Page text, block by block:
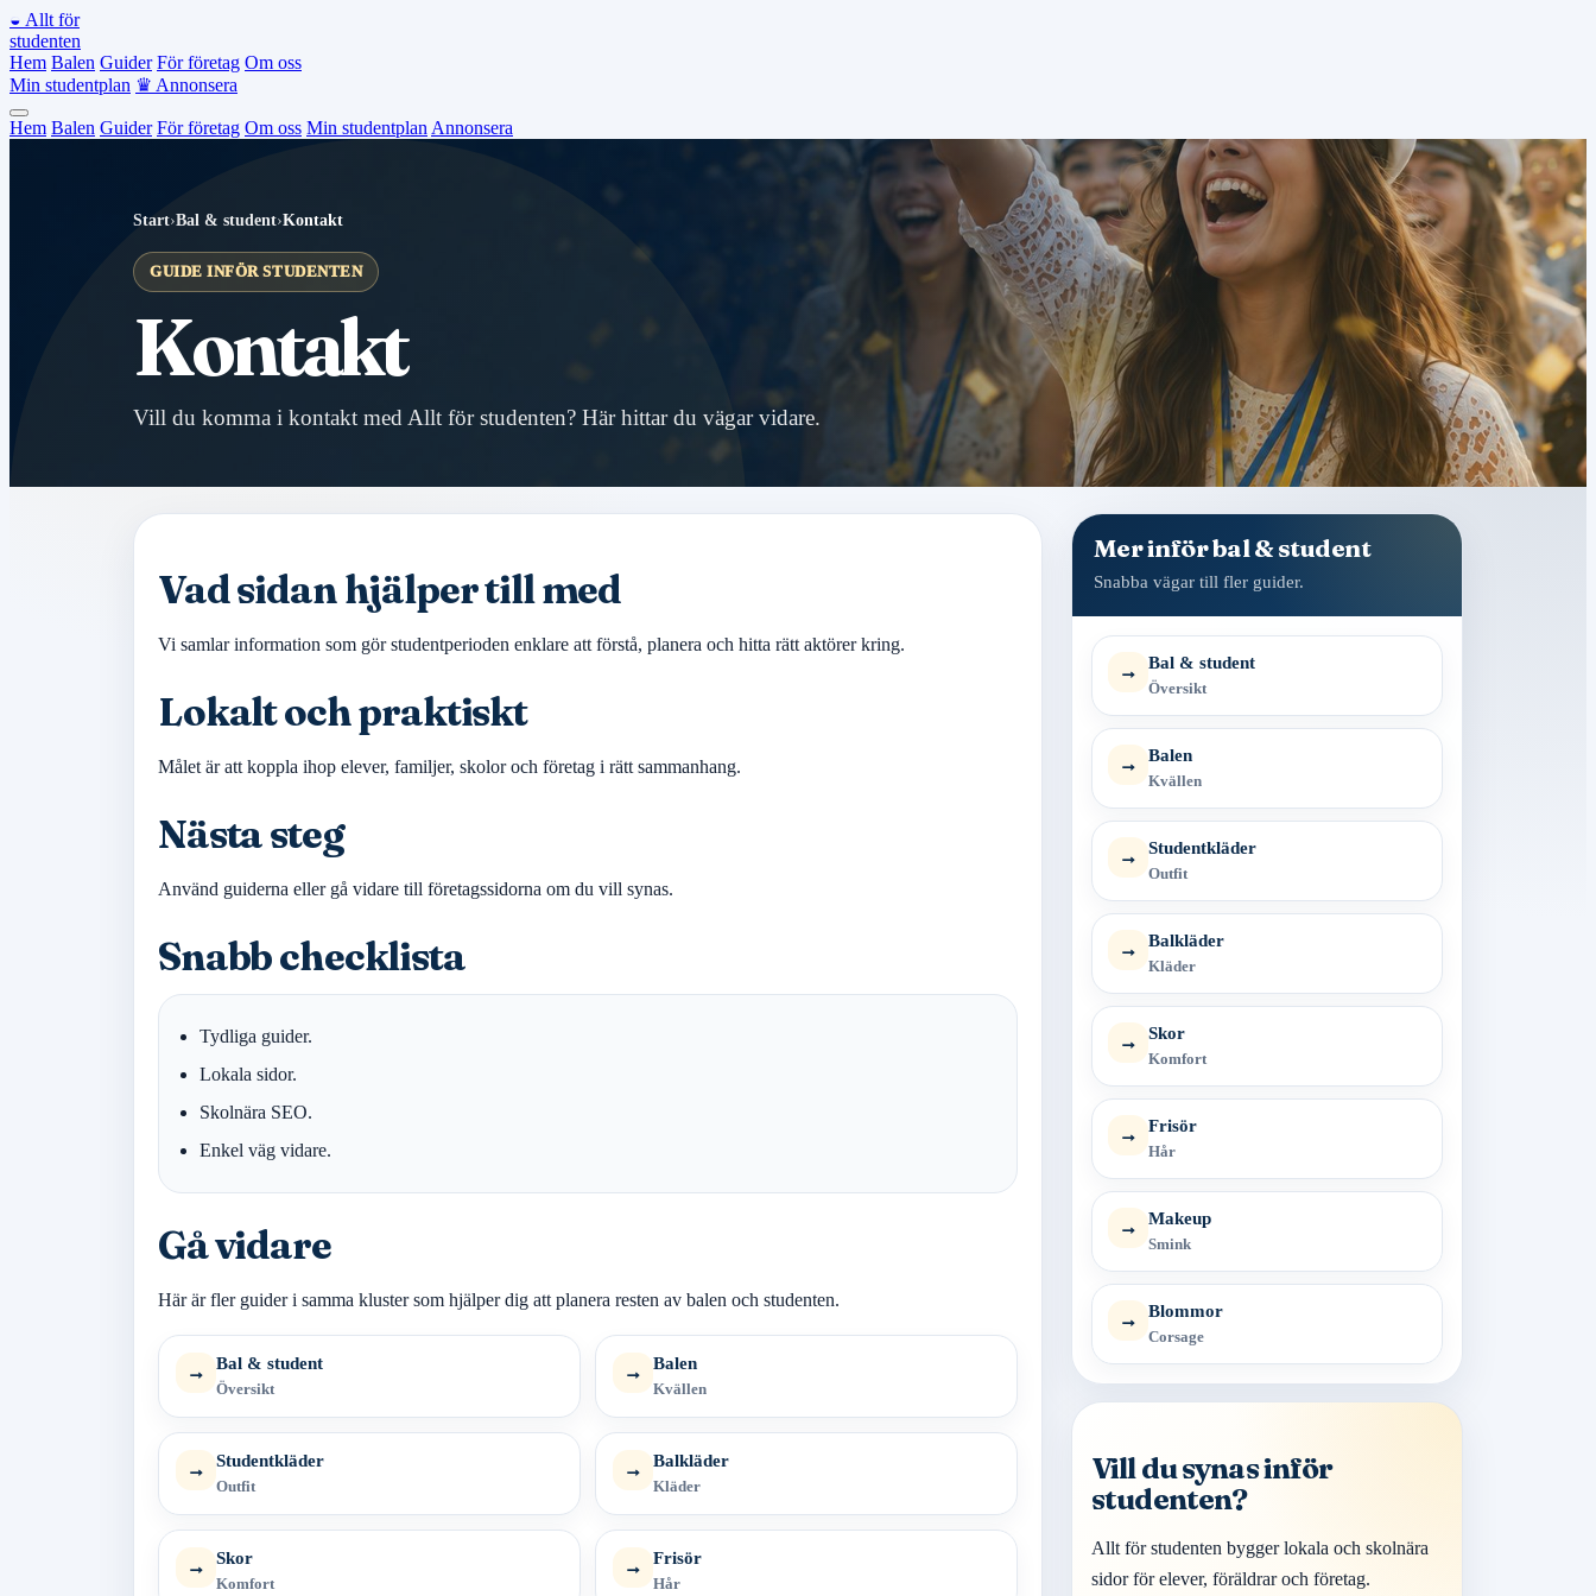
◒ Allt för
studenten
Hem Balen Guider För företag Om oss
Min studentplan ♛ Annonsera
Hem Balen Guider För företag Om oss Min studentplan Annonsera
Start›Bal & student›Kontakt
GUIDE INFÖR STUDENTEN
Kontakt
Vill du komma i kontakt med Allt för studenten? Här hittar du vägar vidare.
Vad sidan hjälper till med
Vi samlar information som gör studentperioden enklare att förstå, planera och hitta rätt aktörer kring.
Lokalt och praktiskt
Målet är att koppla ihop elever, familjer, skolor och företag i rätt sammanhang.
Nästa steg
Använd guiderna eller gå vidare till företagssidorna om du vill synas.
Snabb checklista
Tydliga guider.
Lokala sidor.
Skolnära SEO.
Enkel väg vidare.
Gå vidare
Här är fler guider i samma kluster som hjälper dig att planera resten av balen och studenten.
→ Bal & student
Översikt
→ Balen
Kvällen
→ Studentkläder
Outfit
→ Balkläder
Kläder
→ Skor
Komfort
→ Frisör
Hår
Mer inför bal & student
Snabba vägar till fler guider.
→ Bal & student
Översikt
→ Balen
Kvällen
→ Studentkläder
Outfit
→ Balkläder
Kläder
→ Skor
Komfort
→ Frisör
Hår
→ Makeup
Smink
→ Blommor
Corsage
Vill du synas inför
studenten?
Allt för studenten bygger lokala och skolnära
sidor för elever, föräldrar och företag.